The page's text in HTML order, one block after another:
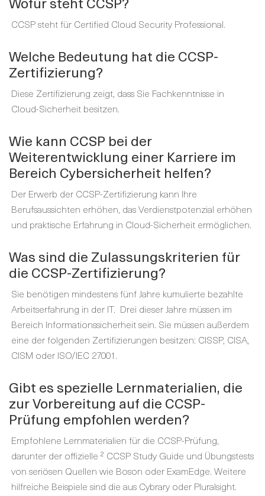
CCSP steht für Certified Cloud Security Professional.
Welche Bedeutung hat die CCSP-
Zertifizierung?
Diese Zertifizierung zeigt, dass Sie Fachkenntnisse in
Cloud-Sicherheit besitzen.
Wie kann CCSP bei der
Weiterentwicklung einer Karriere im
Bereich Cybersicherheit helfen?
Der Erwerb der CCSP-Zertifizierung kann Ihre
Berufsaussichten erhöhen, das Verdienstpotenzial erhöhen
und praktische Erfahrung in Cloud-Sicherheit ermöglichen.
Was sind die Zulassungskriterien für
die CCSP-Zertifizierung?
Sie benötigen mindestens fünf Jahre kumulierte bezahlte
Arbeitserfahrung in der IT. Drei dieser Jahre müssen im
Bereich Informationssicherheit sein. Sie müssen außerdem
eine der folgenden Zertifizierungen besitzen: CISSP, CISA,
CISM oder ISO/IEC 27001.
Gibt es spezielle Lernmaterialien, die
zur Vorbereitung auf die CCSP-
Prüfung empfohlen werden?
Empfohlene Lernmaterialien für die CCSP-Prüfung,
darunter der offizielle ² CCSP Study Guide und Übungstests
von seriösen Quellen wie Boson oder ExamEdge. Weitere
hilfreiche Beispiele sind die aus Cybrary oder Pluralsight.